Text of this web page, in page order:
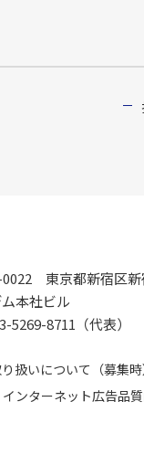
0022 東京都新宿区新
本社ビル
5269-8711（代表）
扱いについて（募集時
インターネット広告品